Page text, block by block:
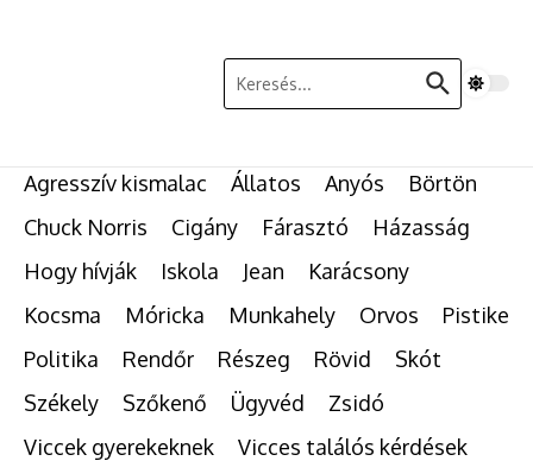
Keresés:
Agresszív kismalac Állatos Anyós
Börtön
Chuck Norris
Cigány Fárasztó
Házasság
Hogy hívják
Iskola Jean
Karácsony
Kocsma
Móricka Munkahely Orvos
Pistike
Politika
Rendőr Részeg Rövid
Skót
Székely
Szőkenő Ügyvéd
Zsidó
Viccek gyerekeknek
Vicces találós kérdések